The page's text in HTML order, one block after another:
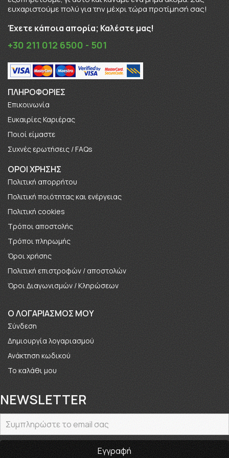
ευχαριστούμε πολύ για την μέχρι τώρα προτίμησή σας!
Έχετε κάποια απορία; Καλέστε μας!
+30 211 012 6500 - 501
ΠΛΗΡΟΦΟΡΊΕΣ
Επικοινωνία
Ευκαιρίες Καριέρας
Πoιοί είμαστε
Συχνές ερωτήσεις / FAQs
ΟΡΟΙ ΧΡΗΣΗΣ
Πολιτική απορρήτου
Πολιτική ποιότητας και ενέργειας
Πολιτική cookies
Τρόποι αποστολής
Τρόποι πληρωμής
Όροι χρήσης
Πολιτική επιστροφών / αποστολών
Όροι Διαγωνισμών / Κληρώσεων
O ΛΟΓΑΡΙΑΣΜΟΣ ΜΟΥ
Σύνδεση
Δημιουργία λογαριασμού
Ανάκτηση κωδικού
Το καλάθι μου
NEWSLETTER